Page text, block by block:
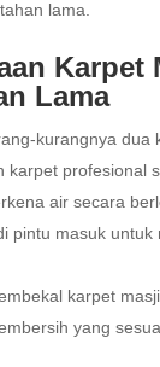
lama.
Karpet
Lama
kurangnya dua
karpet profesional
air secara
pintu masuk untuk
karpet
yang